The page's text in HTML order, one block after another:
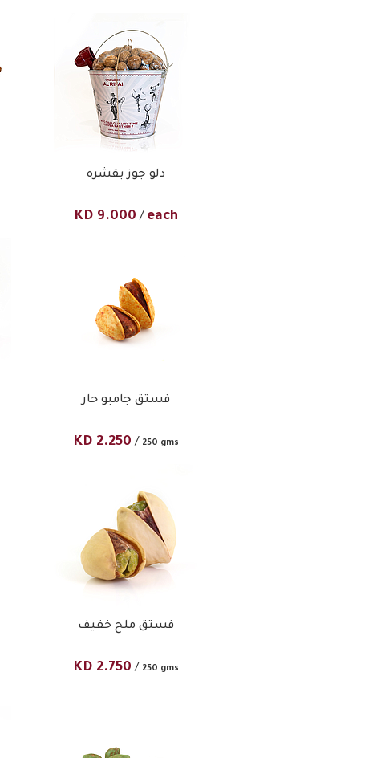
دلو جوز بقشره
KD 9.000 / each
فستق جامبو حار
KD 2.250 / 250 gms
فستق ملح خفيف
KD 2.750 / 250 gms